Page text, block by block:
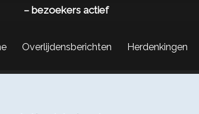
– bezoekers actief
Overlijdensberichten Herdenkingen